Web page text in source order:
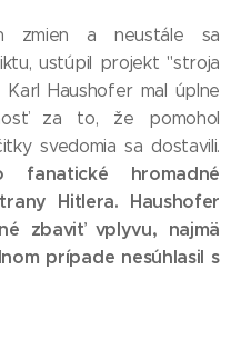
zmien a neustále sa
ustúpil projekt "stroja
Haushofer mal úplne
za to, že pomohol
svedomia sa dostavili.
fanatické hromadné
Hitlera. Haushofer
zbaviť vplyvu, najmä
prípade nesúhlasil s